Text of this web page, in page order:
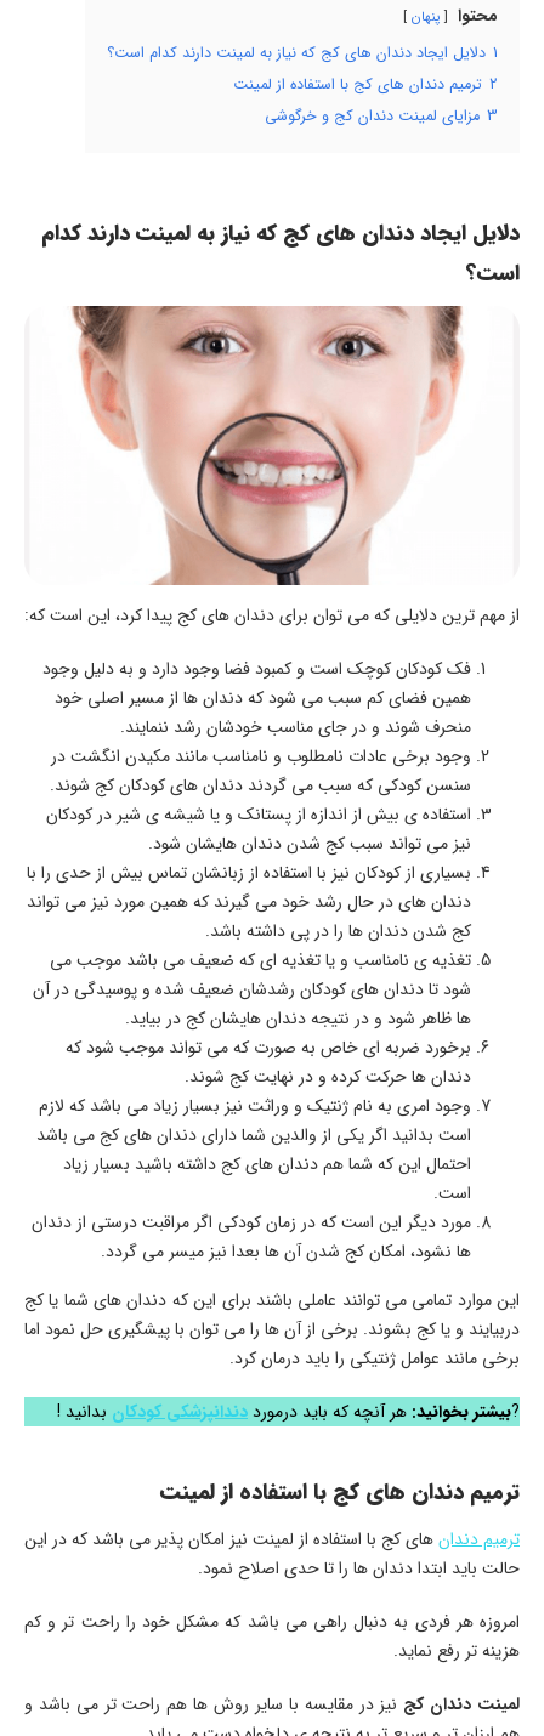
محتوا پنهان
1 دلایل ایجاد دندان های کج که نیاز به لمینت دارند کدام است؟
2 ترمیم دندان های کج با استفاده از لمینت
3 مزایای لمینت دندان کج و خرگوشی
دلایل ایجاد دندان های کج که نیاز به لمینت دارند کدام
است؟
از مهم ترین دلایلی که می توان برای دندان های کج پیدا کرد، این است که:
فک کودکان کوچک است و کمبود فضا وجود دارد و به دلیل وجود
همین فضای کم سبب می شود که دندان ها از مسیر اصلی خود
منحرف شوند و در جای مناسب خودشان رشد ننمایند.
وجود برخی عادات نامطلوب و نامناسب مانند مکیدن انگشت در
سنسن کودکی که سبب می گردند دندان های کودکان کج شوند.
استفاده ی بیش از اندازه از پستانک و یا شیشه ی شیر در کودکان
نیز می تواند سبب کج شدن دندان هایشان شود.
بسیاری از کودکان نیز با استفاده از زبانشان تماس بیش از حدی را با
دندان های در حال رشد خود می گیرند که همین مورد نیز می تواند
کج شدن دندان ها را در پی داشته باشد.
تغذیه ی نامناسب و یا تغذیه ای که ضعیف می باشد موجب می
شود تا دندان های کودکان رشدشان ضعیف شده و پوسیدگی در آن
ها ظاهر شود و در نتیجه دندان هایشان کج در بیاید.
برخورد ضربه ای خاص به صورت که می تواند موجب شود که
دندان ها حرکت کرده و در نهایت کج شوند.
وجود امری به نام ژنتیک و وراثت نیز بسیار زیاد می باشد که لازم
است بدانید اگر یکی از والدین شما دارای دندان های کج می باشد
احتمال این که شما هم دندان های کج داشته باشید بسیار زیاد
است.
مورد دیگر این است که در زمان کودکی اگر مراقبت درستی از دندان
ها نشود، امکان کج شدن آن ها بعدا نیز میسر می گردد.
این موارد تمامی می توانند عاملی باشند برای این که دندان های شما یا کج
دربیایند و یا کج بشوند. برخی از آن ها را می توان با پیشگیری حل نمود اما
برخی مانند عوامل ژنتیکی را باید درمان کرد.
?بیشتر بخوانید: هر آنچه که باید درمورددندانپزشکی کودکان بدانید !
ترمیم دندان های کج با استفاده از لمینت
ترمیم دندانهای کج با استفاده از لمینت نیز امکان پذیر می باشد که در این
حالت باید ابتدا دندان ها را تا حدی اصلاح نمود.
امروزه هر فردی به دنبال راهی می باشد که مشکل خود را راحت تر و کم
هزینه تر رفع نماید.
لمینت دندان کج نیز در مقایسه با سایر روش ها هم راحت تر می باشد و